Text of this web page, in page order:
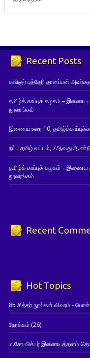
Recent Posts
கவிஞர் புத்தேரி தானப்பன்
தமிழ்க் காப்புக் கழகம் –
நூலரங்கம்
இணைய உரை 10,
நட்பு தமிழ் வட்டம், 7ஆவது
தமிழ்க் காப்புக் கழகம் –
நூலரங்கம்
Recent
Hot Topics
85 சித்தர் நூல்கள் விவரம் -
நோக்கம் (26)
ம.சோ.விக்டர் இணையத்தளம்